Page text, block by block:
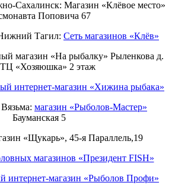
Сахалинск: Магазин «Клёвое место»
Поповича 67
Тагил: Cеть магазинов «Клёв»
магазин «На рыбалку» Рыленкова д.
«Хозяюшка» 2 этаж
интернет-магазин «Хижина рыбака»
магазин «Рыболов-Мастер»
Бауманская 5
«Щукарь», 45-я Параллель,19
магазинов «Президент FISH»
интернет-магазин «Рыболов Профи»